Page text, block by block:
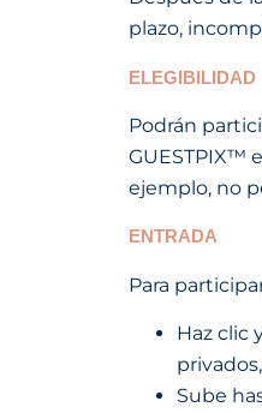
plazo,
ELEGIBILIDAD
Podrán
GUESTPIX™
ejemplo, no
ENTRADA
Para
Haz clic
Sube